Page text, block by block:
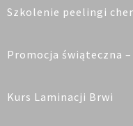
Szkolenie peelingi
Promocja świąteczna
Kurs Laminacji Brwi